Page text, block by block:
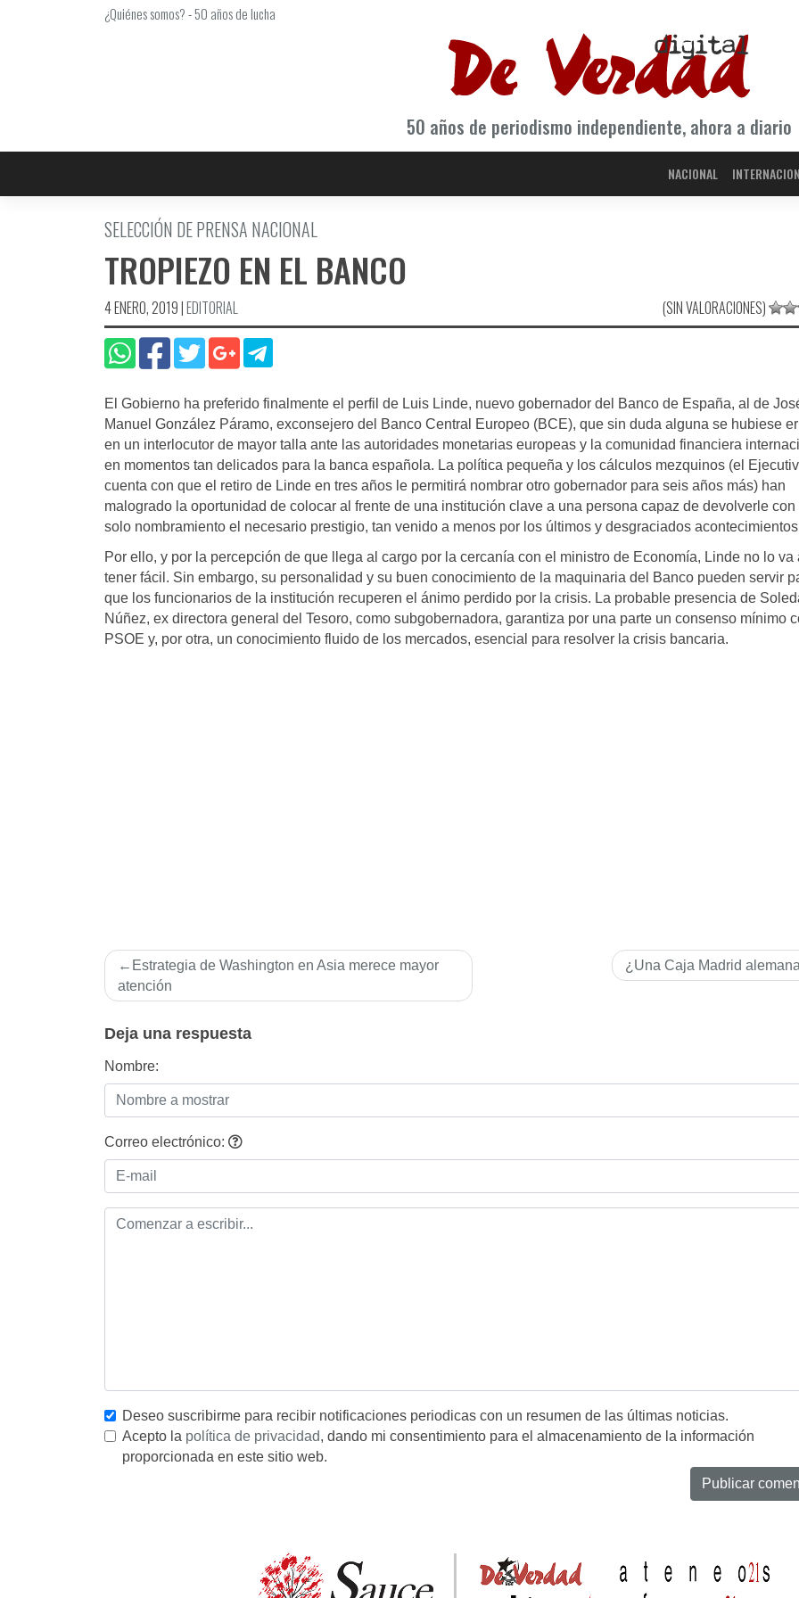
¿Quiénes somos?-50 años de lucha
50 años de periodismo independiente, ahora a diario
NACIONAL
SELECCIÓN DE PRENSA NACIONAL
TROPIEZO EN EL BANCO
4 ENERO, 2019|EDITORIAL (SIN VALORACIONES)
El Gobierno ha preferido finalmente el perfil de Luis Linde, nuevo gobernador del Banco de España, al de
Manuel González Páramo, exconsejero del Banco Central Europeo (BCE), que sin duda alguna se hubiese
en un interlocutor de mayor talla ante las autoridades monetarias europeas y la comunidad financiera
en momentos tan delicados para la banca española. La política pequeña y los cálculos mezquinos (el
cuenta con que el retiro de Linde en tres años le permitirá nombrar otro gobernador para seis años más) han
malogrado la oportunidad de colocar al frente de una institución clave a una persona capaz de devolverle con
solo nombramiento el necesario prestigio, tan venido a menos por los últimos y desgraciados
Por ello, y por la percepción de que llega al cargo por la cercanía con el ministro de Economía, Linde no lo va
tener fácil. Sin embargo, su personalidad y su buen conocimiento de la maquinaria del Banco pueden servir
que los funcionarios de la institución recuperen el ánimo perdido por la crisis. La probable presencia de
Núñez, ex directora general del Tesoro, como subgobernadora, garantiza por una parte un consenso mínimo
PSOE y, por otra, un conocimiento fluido de los mercados, esencial para resolver la crisis bancaria.
Navegación
de
Estrategia de Washington en Asia merece mayor
atención
¿Una Caja Madrid
Deja una respuesta
Nombre:
Correo electrónico:
Deseo suscribirme para recibir notificaciones periodicas con un resumen de las últimas noticias.
Acepto la política de privacidad, dando mi consentimiento para el almacenamiento de la información
proporcionada en este sitio web.